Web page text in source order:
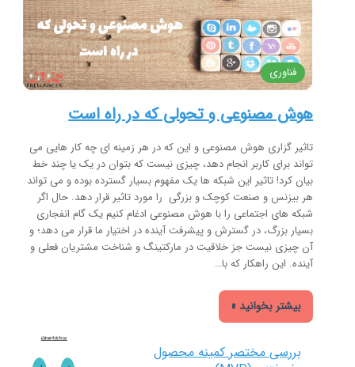
فناوری
هوش مصنوعی و تحولی که در راه است
تاثیر گزاری هوش مصنوعی و این که در هر زمینه ای چه کار هایی می
تواند برای کاربر انجام دهد، چیزی نیست که بتوان در یک یا چند خط
بیان کرد! تاثیر این شبکه ها یک مفهوم بسیار گسترده بوده و می تواند
هر بیزنس و صنعت کوچک و بزرگی را مورد تاثیر قرار دهد. حال اگر
شبکه های اجتماعی را با هوش مصنوعی ادغام کنیم یک گام انفجاری
بسیار بزرگ، در گسترش و پیشرفت آینده در اختیار ما قرار می دهد؛ و
آن چیزی نیست جز خلاقیت در مارکتینگ و شناخت مشتریان فعلی و
آینده. این راهکار که با…
بیشتر بخوانید »
بررسی مختصر کمینه محصول